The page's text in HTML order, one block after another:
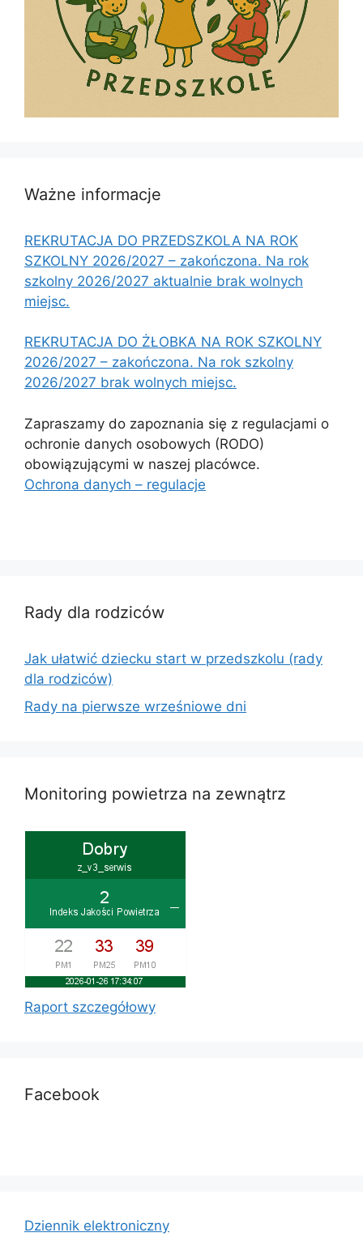
Ważne informacje
REKRUTACJA DO PRZEDSZKOLA NA ROK
SZKOLNY 2026/2027 – zakończona. Na rok
szkolny 2026/2027 aktualnie brak wolnych
miejsc.
REKRUTACJA DO ŻŁOBKA NA ROK SZKOLNY
2026/2027 – zakończona. Na rok szkolny
2026/2027 brak wolnych miejsc.
Zapraszamy do zapoznania się z regulacjami o
ochronie danych osobowych (RODO)
obowiązującymi w naszej placówce.
Ochrona danych – regulacje
Rady dla rodziców
Jak ułatwić dziecku start w przedszkolu (rady
dla rodziców)
Rady na pierwsze wrześniowe dni
Monitoring powietrza na zewnątrz
Raport szczegółowy
Facebook
Dziennik elektroniczny